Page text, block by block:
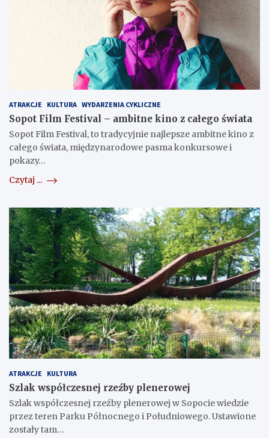
ATRAKCJE KULTURA WYDARZENIA CYKLICZNE
Sopot Film Festival – ambitne kino z całego świata
Sopot Film Festival, to tradycyjnie najlepsze ambitne kino z
całego świata, międzynarodowe pasma konkursowe i
pokazy…
Czytaj ...
ATRAKCJE KULTURA
Szlak współczesnej rzeźby plenerowej
Szlak współczesnej rzeźby plenerowej w Sopocie wiedzie
przez teren Parku Północnego i Południowego. Ustawione
zostały tam…